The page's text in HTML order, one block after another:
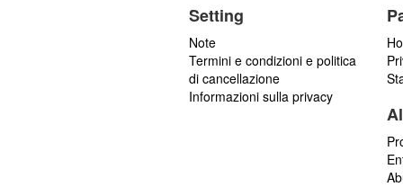
Setting
Note
Termini e condizioni e politica
di cancellazione
Informazioni sulla privacy